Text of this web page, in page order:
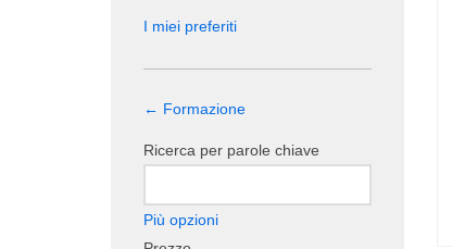
I miei preferiti
← Formazione
Ricerca per parole chiave
Più opzioni